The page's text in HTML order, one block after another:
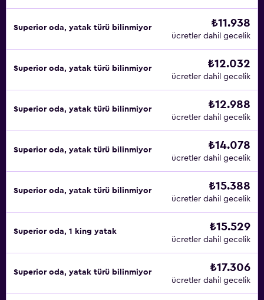
Superior oda, yatak türü bilinmiyor ₺11.938
ücretler dahil gecelik
Superior oda, yatak türü bilinmiyor ₺12.032
ücretler dahil gecelik
Superior oda, yatak türü bilinmiyor ₺12.988
ücretler dahil gecelik
Superior oda, yatak türü bilinmiyor ₺14.078
ücretler dahil gecelik
Superior oda, yatak türü bilinmiyor ₺15.388
ücretler dahil gecelik
Superior oda, 1 king yatak ₺15.529
ücretler dahil gecelik
Superior oda, yatak türü bilinmiyor ₺17.306
ücretler dahil gecelik